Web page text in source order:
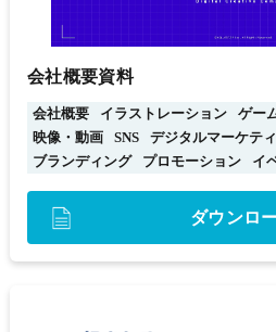
会社概要資料
会社概要 イラストレーション ゲー
映像・動画
SNS デジタルマーケテ
ブランディング
プロモーション イ
ダウンロ